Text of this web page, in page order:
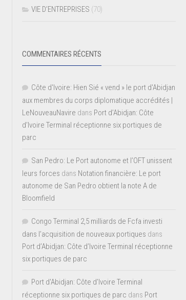
VIE D’ENTREPRISES (70)
COMMENTAIRES RÉCENTS
Côte d'Ivoire: Hien Sié « vend » le port d'Abidjan
aux membres du corps diplomatique accrédités |
LeNouveauNavire dans Port d’Abidjan: Côte
d’Ivoire Terminal réceptionne six portiques de
parc
San Pedro: Le Port autonome et l’OFT unissent
leurs forces dans Notation financière: Le port
autonome de San Pedro obtient la note A de
Bloomfield
Congo Terminal 2,5 milliards de Fcfa investi
dans l’acquisition de nouveaux portiques dans
Port d’Abidjan: Côte d’Ivoire Terminal réceptionne
six portiques de parc
Port d'Abidjan: Côte d’Ivoire Terminal
réceptionne six portiques de parc dans Port